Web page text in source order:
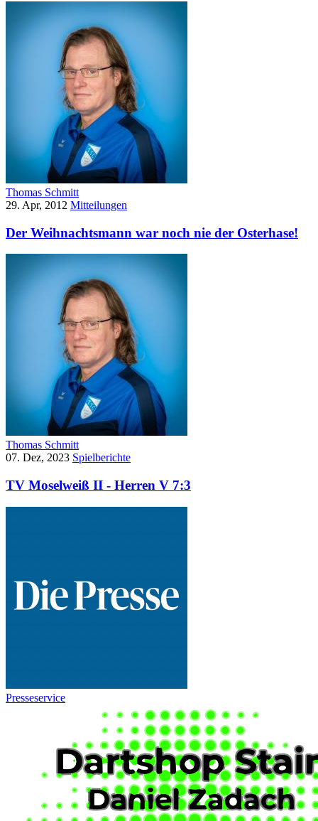
Thomas Schmitt
29. Apr, 2012 Mitteilungen
Der Weihnachtsmann war noch nie der Osterhase!
Thomas Schmitt
07. Dez, 2023 Spielberichte
TV Moselweiß II - Herren V 7:3
Presseservice